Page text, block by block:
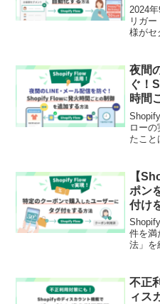
ーで
自動
2024
リガ
様がセ
「
メン
れまし
で、
化可
て「30
ザーに
メッセ
際の画
きます
夜間
ぐ！
時間
ロー
たこと
構築
火時
介し
る
（除外
注文の
するよ
説。
【
ポン
付け
件を満
法」を
で顧
す。
だり、
きます
不正
ィス